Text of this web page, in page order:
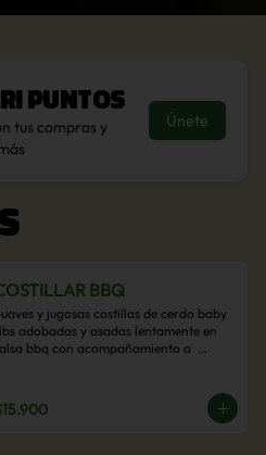
Puntos
tus compras y
Únete
BBQ
y jugosas costillas de cerdo baby
adobadas y asadas lentamente en
bbq con acompañamiento a
Papas parmentier, Papas
Arroz blanco.